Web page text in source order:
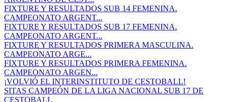
FIXTURE Y RESULTADOS SUB 14 FEMENINA.
CAMPEONATO ARGENT...
FIXTURE Y RESULTADOS SUB 17 FEMENINA.
CAMPEONATO ARGENT...
FIXTURE Y RESULTADOS PRIMERA MASCULINA.
CAMPEONATO ARGE...
FIXTURE Y RESULTADOS PRIMERA FEMENINA.
CAMPEONATO ARGEN...
¡VOLVIÓ EL INTERINSTITUTO DE CESTOBALL!
SITAS CAMPEÓN DE LA LIGA NACIONAL SUB 17 DE
CESTOBALL